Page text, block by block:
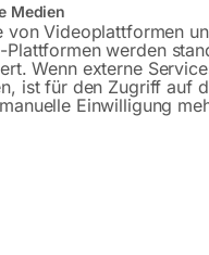
In den
Medien
von Videoplattformen
Plattformen werden
Wenn externe
ist für den Zugriff auf
Einwilligung